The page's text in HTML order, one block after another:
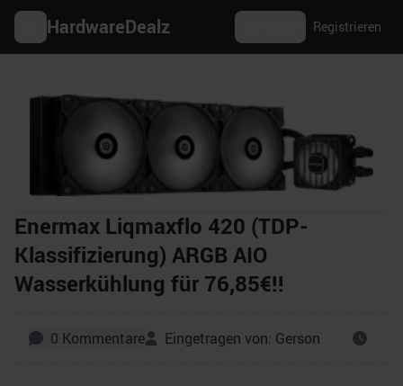
HardwareDealz Registrieren
Enermax Liqmaxflo 420 (TDP-
Klassifizierung) ARGB AIO
Wasserkühlung für 76,85€!!
0 Kommentare Eingetragen von: Gerson